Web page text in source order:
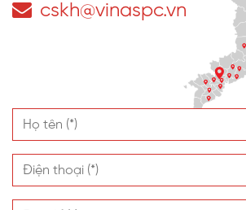
cskh@vinaspc.vn